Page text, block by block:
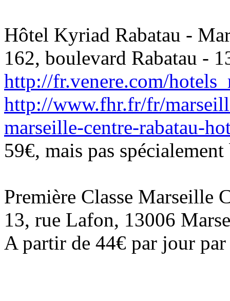
Hôtel Kyriad Rabatau -
162, boulevard Rabatau -
http://fr.venere.com/
http://www.fhr.fr/fr/
marseille-centre-rabatau-
59€, mais pas
Première Classe Marseille
13, rue Lafon, 13006
A partir de 44€ par jour par